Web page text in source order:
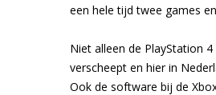
een hele tijd twee games
Niet alleen de PlayStation
verscheept en hier in
Ook de software bij de